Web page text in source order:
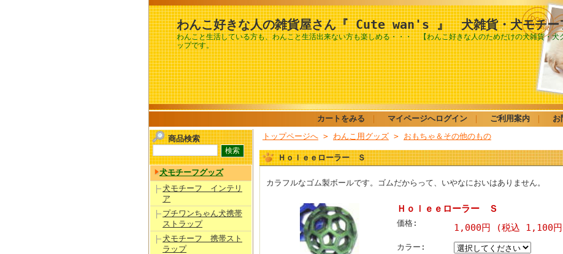
わんこ好きな人の雑貨屋さん『 Cute wan's 』 犬雑貨・犬モチー
わんこと生活している方も、わんこと生活出来ない方も楽しめる・・・ 【わんこ好きな人のためだけの犬雑貨・犬
ップです。
カートをみる マイページへログイン ご利用案内 お
商品検索
犬モチーフグッズ
犬モチーフ インテリ
ア
プチワンちゃん犬携帯
ストラップ
犬モチーフ 携帯スト
ラップ
トップページへ > わんこ用グッズ > おもちゃ＆その他のもの
Ｈｏｌｅｅローラー Ｓ
カラフルなゴム製ボールです。ゴムだからって、いやなにおいはありません。
Ｈｏｌｅｅローラー Ｓ
価格: 1,000円 (税込 1,100
カラー: